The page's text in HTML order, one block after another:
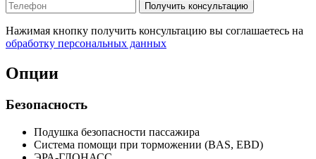
Получить консультацию
Нажимая кнопку получить консультацию вы соглашаетесь на
обработку персональных данных
Опции
Безопасность
Подушка безопасности пассажира
Система помощи при торможении (BAS, EBD)